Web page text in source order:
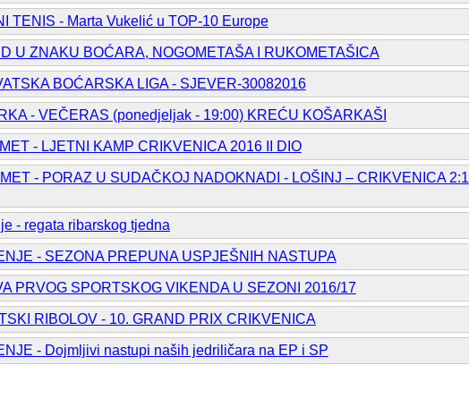
TENIS - Marta Vukelić u TOP-10 Europe
U ZNAKU BOĆARA, NOGOMETAŠA I RUKOMETAŠICA
BOĆARSKA LIGA - SJEVER-30082016
- VEČERAS (ponedjeljak - 19:00) KREĆU KOŠARKAŠI
- LJETNI KAMP CRIKVENICA 2016 II DIO
- PORAZ U SUDAČKOJ NADOKNADI - LOŠINJ – CRIKVENICA 2:1
- regata ribarskog tjedna
- SEZONA PREPUNA USPJEŠNIH NASTUPA
PRVOG SPORTSKOG VIKENDA U SEZONI 2016/17
RIBOLOV - 10. GRAND PRIX CRIKVENICA
- Dojmljivi nastupi naših jedriličara na EP i SP